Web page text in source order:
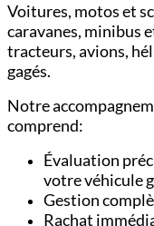
Voitures, motos et
caravanes, minibus
tracteurs,avions,
gagés.
Notre
comprend:
Évaluation
votre véhicule
Gestion
Rachat